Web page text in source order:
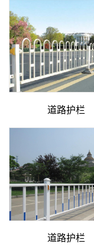
道路护栏
道路护栏